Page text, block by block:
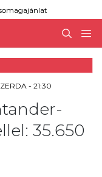
- 21:30
35.650